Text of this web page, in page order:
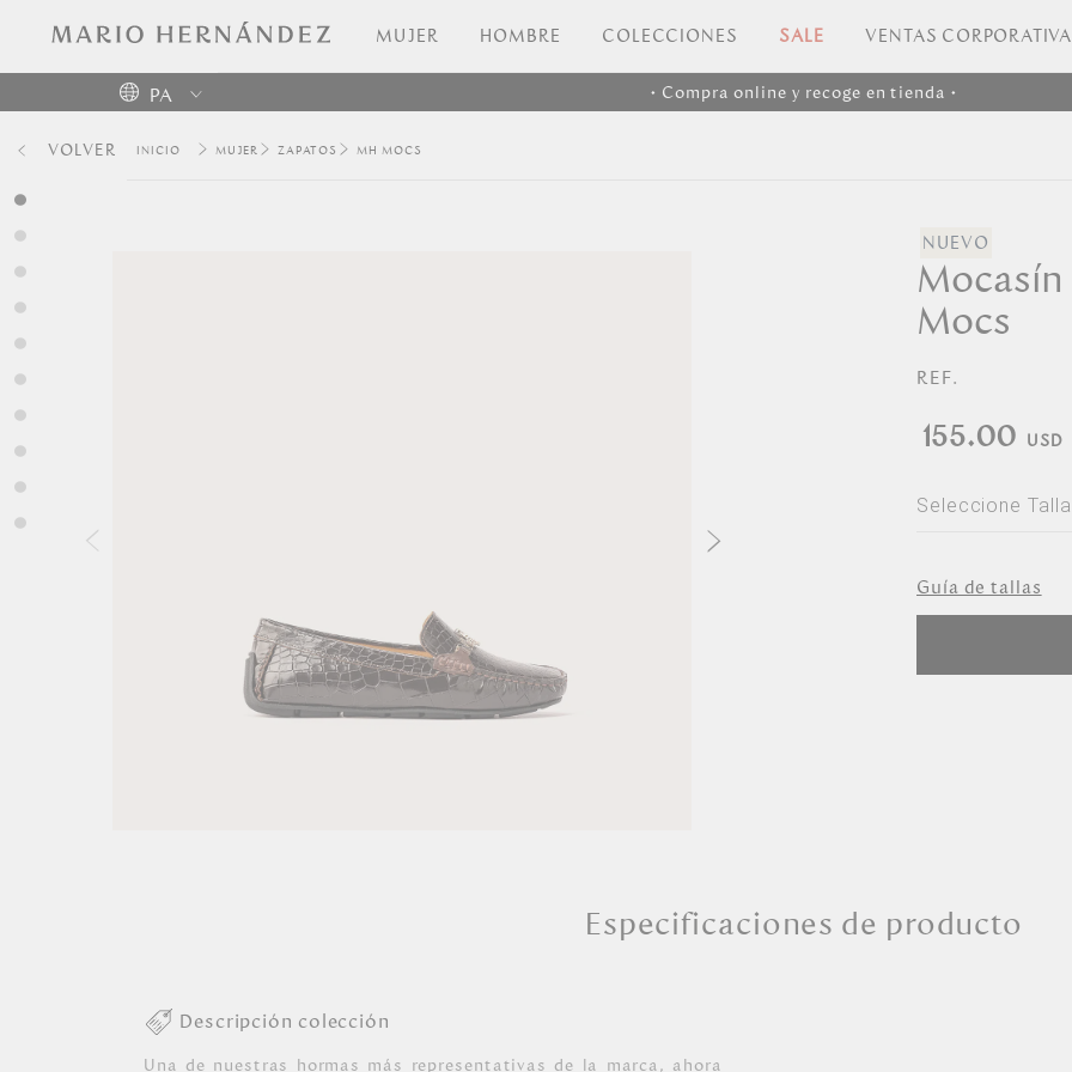
MUJER HOMBRE COLECCIONES SALE VENTAS
PA
Colombia
• Compra online y recoge en tienda •
VOLVER MUJER ZAPATOS MH MOCS
Mocasín
Mocs
REF.
155.00
Seleccione Talla
36
38
Guía de tallas
Especificaciones de producto
Descripción colección
Una de nuestras hormas más representativas de la marca, ahora